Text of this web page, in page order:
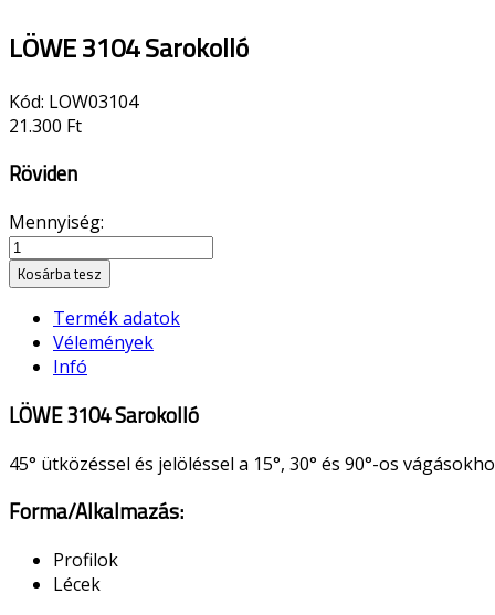
LÖWE 3104 Sarokolló
Kód: LOW03104
21.300 Ft
Röviden
Mennyiség:
Kosárba tesz
Termék adatok
Vélemények
Infó
LÖWE 3104 Sarokolló
45° ütközéssel és jelöléssel a 15°, 30° és 90°-os
Forma/Alkalmazás:
Profilok
Lécek